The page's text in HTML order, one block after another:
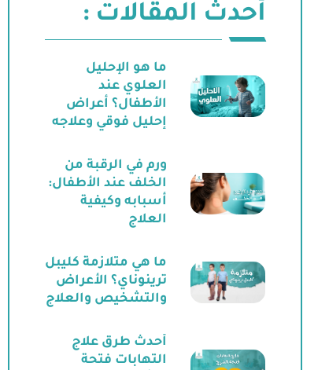
أحدث المقالات :
ما هو الإحليل
العلوي عند
الأطفال؟ أعراض
إحليل فوقي وعلاجه
ورم في الرقبة من
الخلف عند الأطفال:
أسبابه وكيفية
العلاج
ما هي متلازمة كليبل
ترينوناي؟ الأعراض
والتشخيص والعلاج
أحدث طرق علاج
التهابات فتحة